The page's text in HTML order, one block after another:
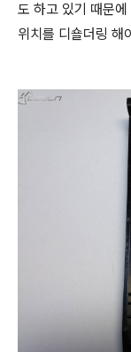
도 하고 있기 때문
위치를 디숄더링 해